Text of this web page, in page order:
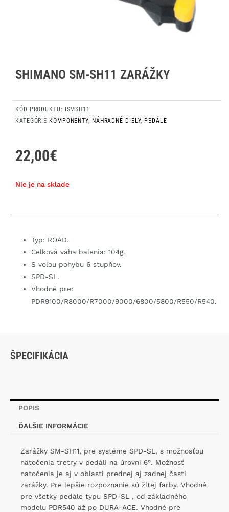
SHIMANO SM-SH11 ZARÁŽKY
KÓD PRODUKTU:
ISMSH11
KATEGÓRIE KOMPONENTY, NÁHRADNÉ DIELY, PEDÁLE
Nie je na sklade
22,00€
Typ: ROAD.
Celková váha balenia: 104g.
S voľou pohybu 6 stupňov.
SPD-SL.
Vhodné pre:
PDR9100/R8000/R7000/9000/6800/5800/R550/R540.
ŠPECIFIKÁCIA
POPIS
ĎALŠIE INFORMÁCIE
Zarážky SM-SH11, pre systéme SPD-SL, s možnosťou
natočenia tretry v pedáli na úrovni 6°. Možnosť
natočenia je aj v oblasti prednej aj zadnej časti
zarážky. Pre lepšie rozpoznanie sú žltej farby. Vhodné
pre všetky pedále typu SPD-SL , od základného
modelu PDR540 až po DURA-ACE. Vhodné pre